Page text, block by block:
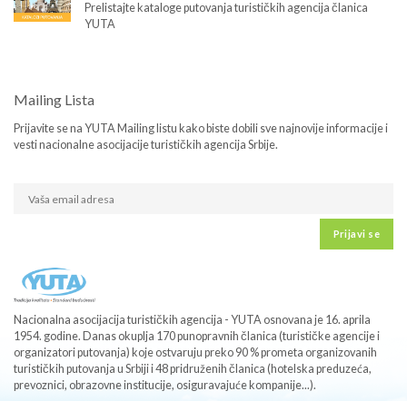
Prelistajte kataloge putovanja turističkih agencija članica
YUTA
Mailing Lista
Prijavite se na YUTA Mailing listu kako biste dobili sve najnovije informacije i
vesti nacionalne asocijacije turističkih agencija Srbije.
Prijavi se
Nacionalna asocijacija turističkih agencija - YUTA osnovana je 16. aprila
1954. godine. Danas okuplja 170 punopravnih članica (turističke agencije i
organizatori putovanja) koje ostvaruju preko 90 % prometa organizovanih
turističkih putovanja u Srbiji i 48 pridruženih članica (hotelska preduzeća,
prevoznici, obrazovne institucije, osiguravajuće kompanije...).